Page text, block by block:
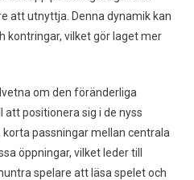
att utnyttja. Denna dynamik kan
kontringar, vilket gör laget mer
om den föränderliga
positionera sig i de nyss
passningar mellan centrala
öppningar, vilket leder till
spelare att läsa spelet och